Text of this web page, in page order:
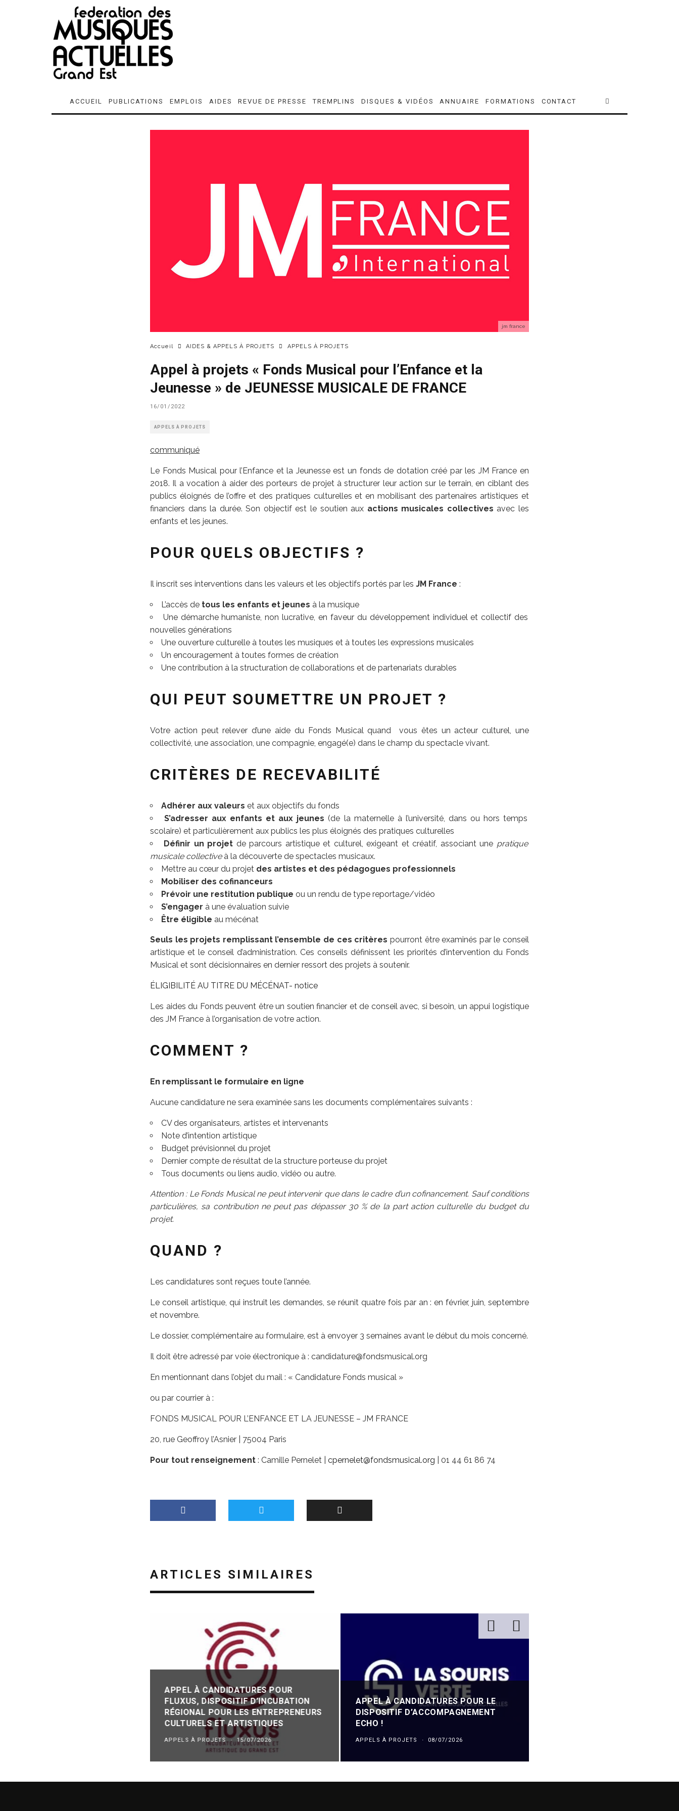
ACCUEIL PUBLICATIONS EMPLOIS AIDES REVUE DE PRESSE TREMPLINS DISQUES & VIDÉOS ANNUAIRE FORMATIONS CONTACT
jm france
Accueil AIDES & APPELS À PROJETS APPELS À PROJETS
Appel à projets « Fonds Musical pour l’Enfance et la
Jeunesse » de JEUNESSE MUSICALE DE FRANCE
16/01/2022
APPELS À PROJETS
communiqué
Le Fonds Musical pour l’Enfance et la Jeunesse est un fonds de dotation créé par les JM France en
2018. Il a vocation à aider des porteurs de projet à structurer leur action sur le terrain, en ciblant des
publics éloignés de l’offre et des pratiques culturelles et en mobilisant des partenaires artistiques et
financiers dans la durée. Son objectif est le soutien aux actions musicales collectives avec les
enfants et les jeunes.
POUR QUELS OBJECTIFS ?
Il inscrit ses interventions dans les valeurs et les objectifs portés par les JM France :
L’accès de tous les enfants et jeunes à la musique
Une démarche humaniste, non lucrative, en faveur du développement individuel et collectif des
nouvelles générations
Une ouverture culturelle à toutes les musiques et à toutes les expressions musicales
Un encouragement à toutes formes de création
Une contribution à la structuration de collaborations et de partenariats durables
QUI PEUT SOUMETTRE UN PROJET ?
Votre action peut relever d’une aide du Fonds Musical quand vous êtes un acteur culturel, une
collectivité, une association, une compagnie, engagé(e) dans le champ du spectacle vivant.
CRITÈRES DE RECEVABILITÉ
Adhérer aux valeurs et aux objectifs du fonds
S’adresser aux enfants et aux jeunes (de la maternelle à l’université, dans ou hors temps
scolaire) et particulièrement aux publics les plus éloignés des pratiques culturelles
Définir un projet de parcours artistique et culturel, exigeant et créatif, associant une pratique
musicale collectiveà la découverte de spectacles musicaux.
Mettre au cœur du projet des artistes et des pédagogues professionnels
Mobiliser des cofinanceurs
Prévoir une restitution publique ou un rendu de type reportage/vidéo
S’engager à une évaluation suivie
Être éligible au mécénat
Seuls les projets remplissant l’ensemble de ces critères pourront être examinés par le conseil
artistique et le conseil d’administration. Ces conseils définissent les priorités d’intervention du Fonds
Musical et sont décisionnaires en dernier ressort des projets à soutenir.
ÉLIGIBILITÉ AU TITRE DU MÉCÉNAT- notice
Les aides du Fonds peuvent être un soutien financier et de conseil avec, si besoin, un appui logistique
des JM France à l’organisation de votre action.
COMMENT ?
En remplissant le formulaire en ligne
Aucune candidature ne sera examinée sans les documents complémentaires suivants :
CV des organisateurs, artistes et intervenants
Note d’intention artistique
Budget prévisionnel du projet
Dernier compte de résultat de la structure porteuse du projet
Tous documents ou liens audio, vidéo ou autre.
Attention : Le Fonds Musical ne peut intervenir que dans le cadre d’un cofinancement. Sauf conditions
particulières, sa contribution ne peut pas dépasser 30 % de la part action culturelle du budget du
projet.
QUAND ?
Les candidatures sont reçues toute l’année.
Le conseil artistique, qui instruit les demandes, se réunit quatre fois par an : en février, juin, septembre
et novembre.
Le dossier, complémentaire au formulaire, est à envoyer 3 semaines avant le début du mois concerné.
Il doit être adressé par voie électronique à : candidature@fondsmusical.org
En mentionnant dans l’objet du mail : « Candidature Fonds musical »
ou par courrier à :
FONDS MUSICAL POUR L’ENFANCE ET LA JEUNESSE – JM FRANCE
20, rue Geoffroy l’Asnier | 75004 Paris
Pour tout renseignement : Camille Pernelet | cpernelet@fondsmusical.org | 01 44 61 86 74
ARTICLES SIMILAIRES
APPEL À CANDIDATURES POUR
FLUXUS, DISPOSITIF D’INCUBATION
RÉGIONAL POUR LES ENTREPRENEURS
CULTURELS ET ARTISTIQUES
APPELS À PROJETS · 15/07/2026
APPEL À CANDIDATURES POUR LE
DISPOSITIF D’ACCOMPAGNEMENT
ECHO !
APPELS À PROJETS · 08/07/2026